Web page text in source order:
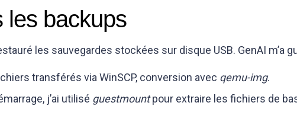
les backups
les sauvegardes stockées sur disque USB. GenAI m’a
transférés via WinSCP, conversion avec qemu-img.
j’ai utilisé guestmountpour extraire les fichiers de